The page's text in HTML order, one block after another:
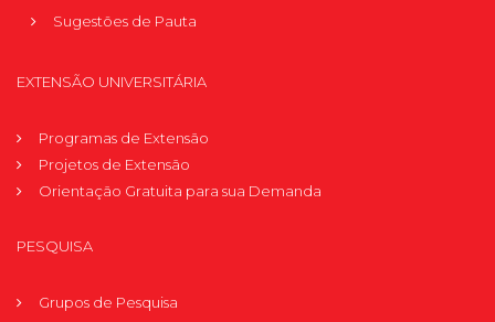
Sugestões de Pauta
EXTENSÃO UNIVERSITÁRIA
Programas de Extensão
Projetos de Extensão
Orientação Gratuita para sua Demanda
PESQUISA
Grupos de Pesquisa